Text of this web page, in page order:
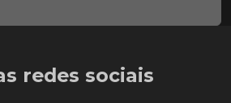
redes sociais